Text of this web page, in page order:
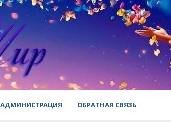
АДМИНИСТРАЦИЯ ОБРАТНАЯ СВЯЗЬ